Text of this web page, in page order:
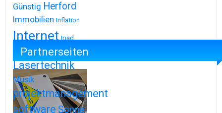
Günstig Herford
Immobilien Inflation
Internet Ipad
Iphone
Lasertechnik
Musik
projektmanagement
softwareSonne
Partnerseiten